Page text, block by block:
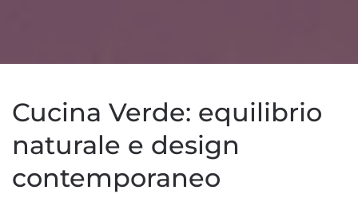
Cucina Verde: equilibrio
naturale e design
contemporaneo